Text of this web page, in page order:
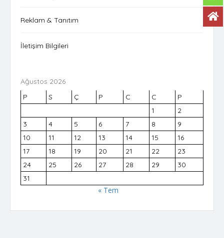
Reklam & Tanıtım
İletişim Bilgileri
Ağustos 2026
P
S Ç P C C
P
1
2
3
4 5 6 7 8
9
10
11 12 13 14 15
16
17
18 19 20 21 22
23
24
25 26 27 28 29
30
31
« Tem